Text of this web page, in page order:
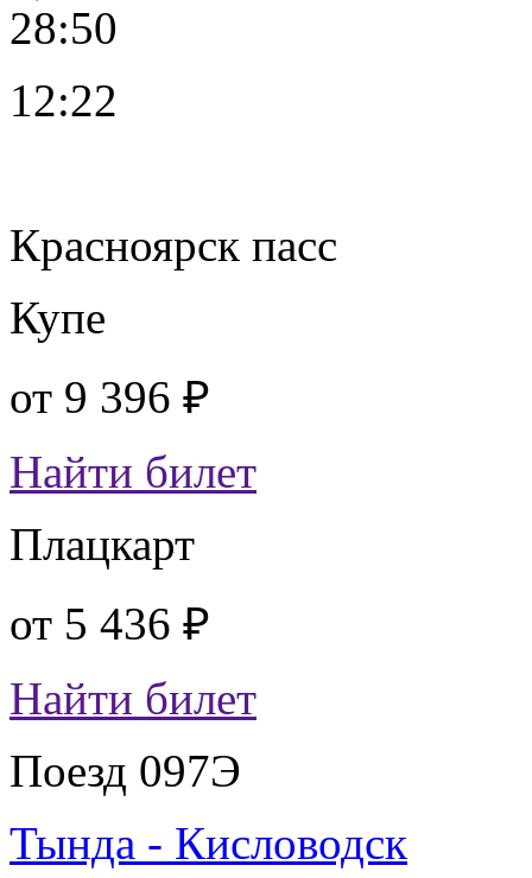
28:50
12:22
Красноярск пасс
Купе
от 9 396 ₽
Найти билет
Плацкарт
от 5 436 ₽
Найти билет
Поезд 097Э
Тында - Кисловодск